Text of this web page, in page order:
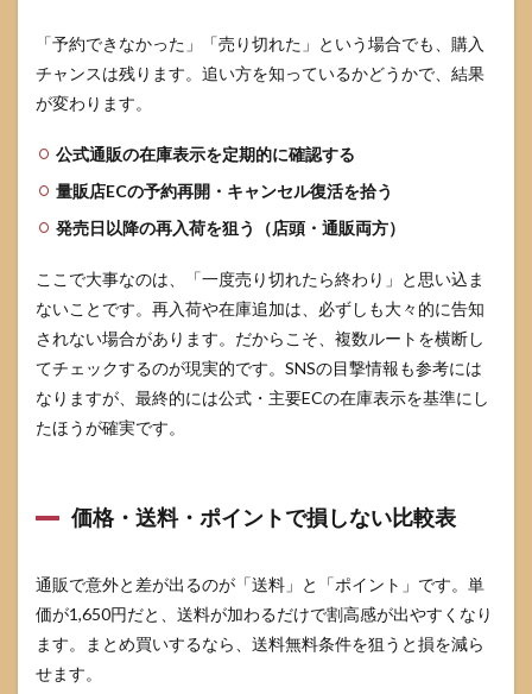
「予約できなかった」「売り切れた」という場合でも、購入
チャンスは残ります。追い方を知っているかどうかで、結果
が変わります。
公式通販の在庫表示を定期的に確認する
量販店ECの予約再開・キャンセル復活を拾う
発売日以降の再入荷を狙う（店頭・通販両方）
ここで大事なのは、「一度売り切れたら終わり」と思い込ま
ないことです。再入荷や在庫追加は、必ずしも大々的に告知
されない場合があります。だからこそ、複数ルートを横断し
てチェックするのが現実的です。SNSの目撃情報も参考には
なりますが、最終的には公式・主要ECの在庫表示を基準にし
たほうが確実です。
価格・送料・ポイントで損しない比較表
通販で意外と差が出るのが「送料」と「ポイント」です。単
価が1,650円だと、送料が加わるだけで割高感が出やすくなり
ます。まとめ買いするなら、送料無料条件を狙うと損を減ら
せます。